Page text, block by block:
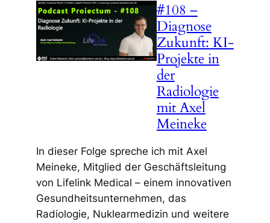
#108 –
Diagnose
Zukunft: KI-
Projekte in
der
Radiologie
mit Axel
Meineke
In dieser Folge spreche ich mit Axel
Meineke, Mitglied der Geschäftsleitung
von Lifelink Medical – einem innovativen
Gesundheitsunternehmen, das
Radiologie, Nuklearmedizin und weitere